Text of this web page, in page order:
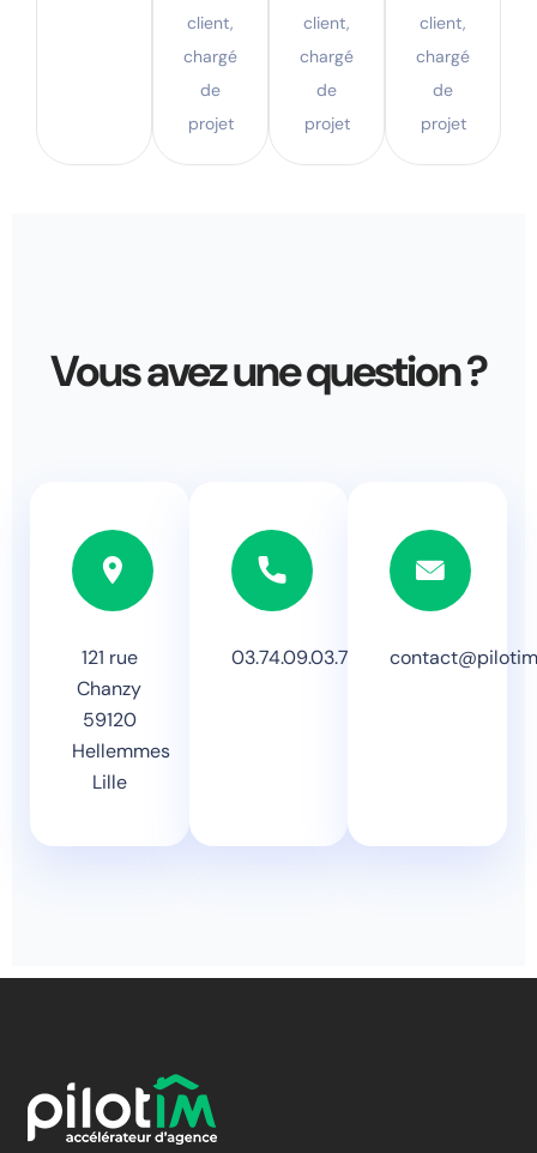
client,
chargé
de
projet
client,
chargé
de
projet
client,
chargé
de
projet
Vous avez une question ?
121 rue
Chanzy
59120
Hellemmes
Lille
03.74.09.03.74